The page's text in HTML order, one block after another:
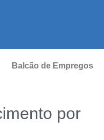
Balcão de Empregos
por